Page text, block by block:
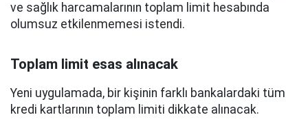
ve sağlık harcamalarının toplam limit hesabında
olumsuz etkilenmemesi istendi.
Toplam limit esas alınacak
Yeni uygulamada, bir kişinin farklı bankalardaki tüm
kredi kartlarının toplam limiti dikkate alınacak.